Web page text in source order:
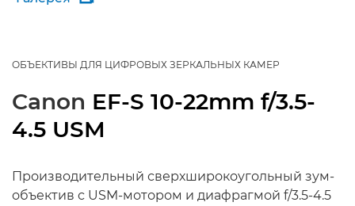
ОБЪЕКТИВЫ ДЛЯ ЦИФРОВЫХ ЗЕРКАЛЬНЫХ КАМЕР
Canon EF-S 10-22mm f/3.5-
4.5 USM
Производительный сверхширокоугольный зум-
объектив с USM-мотором и диафрагмой f/3.5-4.5